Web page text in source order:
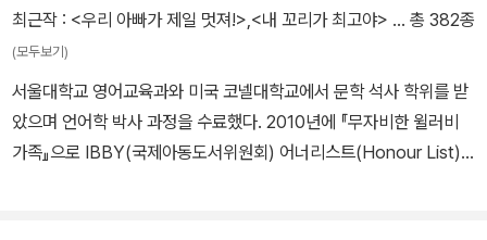
끈》이 있으며, 아이들에게 긍정적인 영향을 줄 수 있는 책을 만들기
위해 지금도 고심하고 노력하고 있습니다.
최근작 : <우리 아빠가 제일 멋져!>,<내 꼬리가 최고야> … 총 382종
(모두보기)
서울대학교 영어교육과와 미국 코넬대학교에서 문학 석사 학위를 받
았으며 언어학 박사 과정을 수료했다. 2010년에 『무자비한 윌러비
가족』으로 IBBY(국제아동도서위원회) 어너리스트(Honour List)